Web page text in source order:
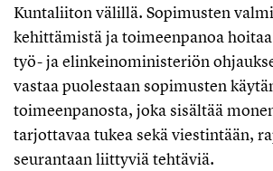
Kuntaliiton välillä. Sopimusten
kehittämistä ja toimeenpanoa
työ- ja elinkeinoministeriön
vastaa puolestaan sopimusten
toimeenpanosta, joka sisältää
tarjottavaa tukea sekä viestintään,
seurantaan liittyviä tehtäviä.